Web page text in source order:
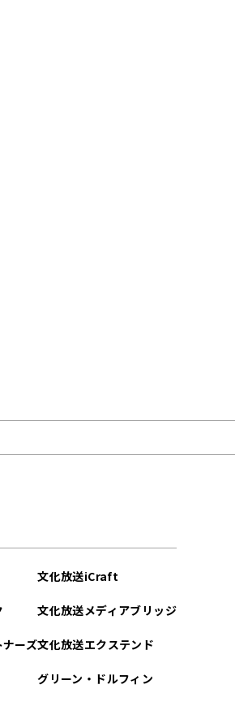
ーズ
文化放送iCraft
文化放送メディアブリッジ
文化放送エクステンド
グリーン・ドルフィン